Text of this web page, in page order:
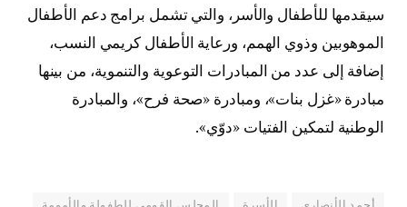
سيقدمها للأطفال والأسر، والتي تشمل برامج دعم الأطفال
الموهوبين وذوي الهمم، ورعاية الأطفال كريمي النسب،
إضافة إلى عدد من المبادرات التوعوية والتنموية، من بينها
مبادرة «غزل بنات»، ومبادرة «صحة فرح»، والمبادرة
الوطنية لتمكين الفتيات «دوّي».